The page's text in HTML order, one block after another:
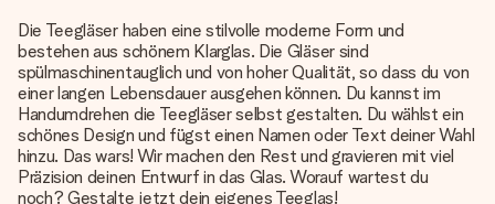
Die Teegläser haben eine stilvolle moderne Form und
bestehen aus schönem Klarglas. Die Gläser sind
spülmaschinentauglich und von hoher Qualität, so dass du von
einer langen Lebensdauer ausgehen können. Du kannst im
Handumdrehen die Teegläser selbst gestalten. Du wählst ein
schönes Design und fügst einen Namen oder Text deiner Wahl
hinzu. Das wars! Wir machen den Rest und gravieren mit viel
Präzision deinen Entwurf in das Glas. Worauf wartest du
noch? Gestalte jetzt dein eigenes Teeglas!